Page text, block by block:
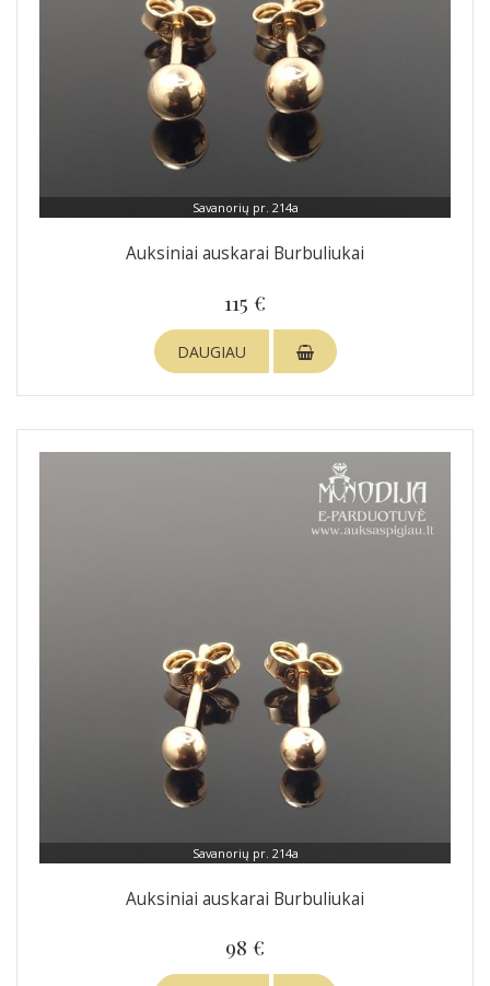
Savanorių pr. 214a
Auksiniai auskarai Burbuliukai
115 €
DAUGIAU
Savanorių pr. 214a
Auksiniai auskarai Burbuliukai
98 €